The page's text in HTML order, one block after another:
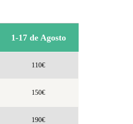
1-17 de Agosto
110€
150€
190€